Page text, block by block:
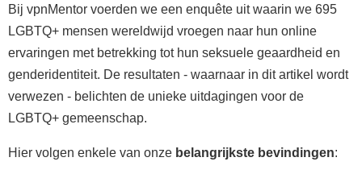
Bij vpnMentor voerden we een enquête uit waarin we 695
LGBTQ+ mensen wereldwijd vroegen naar hun online
ervaringen met betrekking tot hun seksuele geaardheid en
genderidentiteit. De resultaten - waarnaar in dit artikel wordt
verwezen - belichten de unieke uitdagingen voor de
LGBTQ+ gemeenschap.
Hier volgen enkele van onze belangrijkste bevindingen: